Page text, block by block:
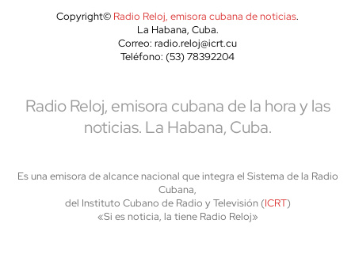
Copyright© Radio Reloj, emisora cubana de noticias.
La Habana, Cuba.
Correo: radio.reloj@icrt.cu
Teléfono: (53) 78392204
Radio Reloj, emisora cubana de la hora y las
noticias. La Habana, Cuba.
Es una emisora de alcance nacional que integra el Sistema de la Radio
Cubana,
del Instituto Cubano de Radio y Televisión (ICRT)
«Si es noticia, la tiene Radio Reloj»